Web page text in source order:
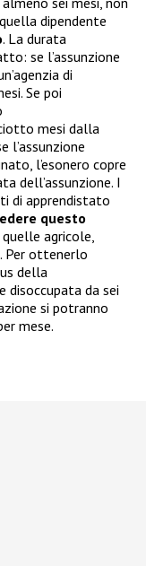
dipendente
. La durata
se l’assunzione
di
Se poi
mesi dalla
l’assunzione
l’esonero copre
dell’assunzione. I
di apprendistato
questo
agricole,
Per ottenerlo
della
disoccupata da sei
si potranno
mese.